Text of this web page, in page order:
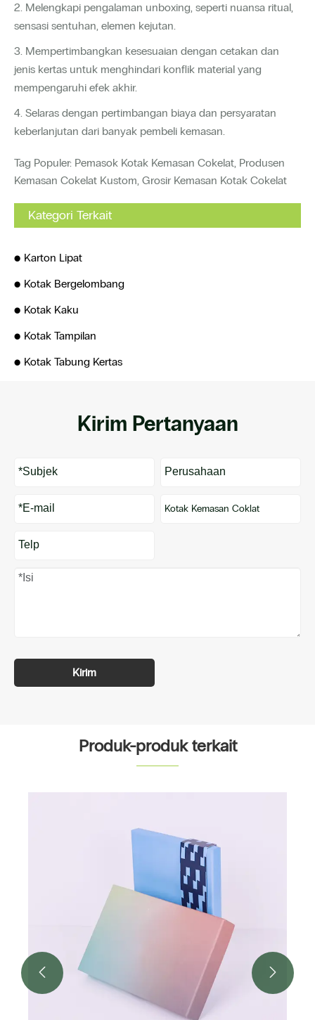
2. Melengkapi pengalaman unboxing, seperti nuansa ritual,
sensasi sentuhan, elemen kejutan.
3. Mempertimbangkan kesesuaian dengan cetakan dan
jenis kertas untuk menghindari konflik material yang
mempengaruhi efek akhir.
4. Selaras dengan pertimbangan biaya dan persyaratan
keberlanjutan dari banyak pembeli kemasan.
Tag Populer: Pemasok Kotak Kemasan Cokelat, Produsen
Kemasan Cokelat Kustom, Grosir Kemasan Kotak Cokelat
Kategori Terkait
Karton Lipat
Kotak Bergelombang
Kotak Kaku
Kotak Tampilan
Kotak Tabung Kertas
Kirim Pertanyaan
Kirim
Produk-produk terkait
 